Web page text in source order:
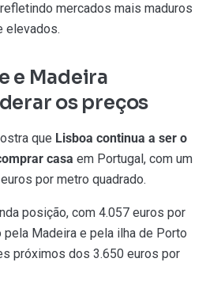
mercados mais maduros
elevados.
e Madeira
os preços
que Lisboa continua a ser o
casa em Portugal, com um
por metro quadrado.
posição, com 4.057 euros por
Madeira e pela ilha de Porto
próximos dos 3.650 euros por